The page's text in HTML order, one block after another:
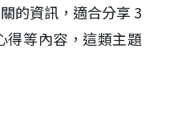
的資訊，適合分享 3
得等內容，這類主題